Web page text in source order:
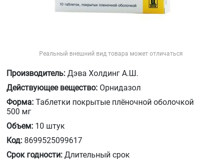
Реальный внешний вид товара может отличаться
Производитель: Дэва Холдинг А.Ш.
Действующее вещество: Орнидазол
Форма: Таблетки покрытые плёночной оболочкой
500 мг
Объем: 10 штук
Код: 8699525099617
Срок годности: Длительный срок